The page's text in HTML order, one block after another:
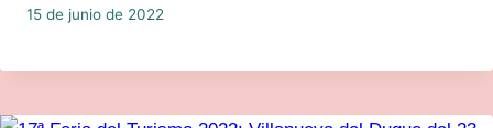
15 de junio de 2022